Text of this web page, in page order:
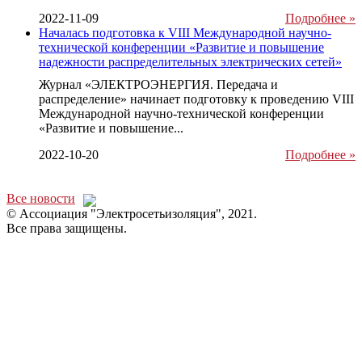
2022-11-09
Подробнее »
Началась подготовка к VIII Международной научно-
технической конференции «Развитие и повышение
надежности распределительных электрических сетей»
Журнал «ЭЛЕКТРОЭНЕРГИЯ. Передача и
распределение» начинает подготовку к проведению VIII
Международной научно-технической конференции
«Развитие и повышение...
2022-10-20
Подробнее »
Все новости
© Ассоциация "Электросетьизоляция", 2021.
Все права защищены.